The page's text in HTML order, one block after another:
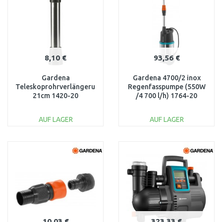
8,10 €
Gardena
Teleskoprohrverlängerung,
21cm 1420-20
AUF LAGER
93,56 €
Gardena 4700/2 inox
Regenfasspumpe (550W
/4 700 l/h) 1764-20
AUF LAGER
Vergleichen